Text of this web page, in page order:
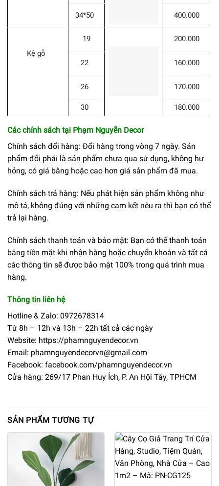
34*50 400.000
Kệ gỗ
19 200.000
22 160.000
26 170.000
30 180.000
Các chính sách tại Phạm Nguyễn Decor
Chính sách đổi hàng: Đổi hàng trong vòng 7 ngày. Sản
phẩm đổi phải là sản phẩm chưa qua sử dụng, không hư
hỏng, có giá bằng hoặc cao hơn giá sản phẩm đã mua.
Chính sách trả hàng: Nếu phát hiện sản phẩm không như
mô tả, không đúng với những cam kết nêu ra thì bạn có thể
trả lại hàng.
Chính sách thanh toán và bảo mật: Bạn có thể thanh toán
bằng tiền mặt khi nhận hàng hoặc chuyển khoản và tất cả
các thông tin sẽ được bảo mật 100% trong quá trình mua
hàng.
Thông tin liên hệ
Hotline & Zalo: 0972678314
Từ 8h – 12h và 13h – 22h tất cả các ngày
Website: https://phamnguyendecor.vn
Email: phamnguyendecorvn@gmail.com
Facebook: facebook.com/phamnguyendecor.vn
Cửa hàng: 269/17 Phan Huy Ích, P. An Hội Tây, TPHCM
SẢN PHẨM TƯƠNG TỰ